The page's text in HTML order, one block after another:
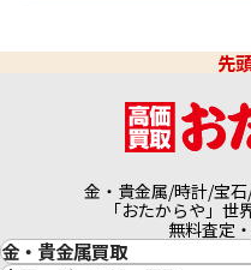
2026年6月買取
SV1000 平成28年 桜の通
り抜け記念 銀メダル
先
金・貴金属/時計/宝
「おたからや」世
無料査定
金・貴金属買取